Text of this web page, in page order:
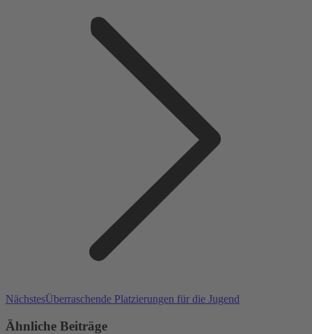
NächstesNächster
Überraschende Platzierungen für die Jugend
Ähnliche Beiträge